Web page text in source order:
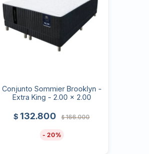
Conjunto Sommier Brooklyn -
Extra King - 2.00 x 2.00
$ 132.800 $ 166.000
20